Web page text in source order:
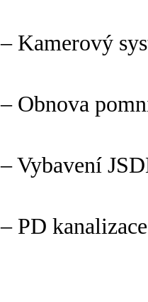
– Kamerový
– Obnova
– Vybavení
– PD